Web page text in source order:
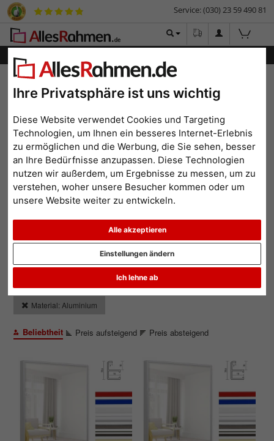
Ihre Privatsphäre ist uns wichtig
Diese Website verwendet Cookies und Targeting
Technologien, um Ihnen ein besseres Internet-Erlebnis
zu ermöglichen und die Werbung, die Sie sehen, besser
an Ihre Bedürfnisse anzupassen. Diese Technologien
nutzen wir außerdem, um Ergebnisse zu messen, um zu
verstehen, woher unsere Besucher kommen oder um
unsere Website weiter zu entwickeln.
Alle akzeptieren
Ich lehne ab
Einstellungen ändern
Service: (030) 23 59 490 81
Bilderrahmen-Shop Marken Mira Filterergebnis
Spiegelrahmen aus
Aluminium von mira
Spiegelrahmen mit Leisten aus Aluminium vereinen schlichte und
nüchterne Eleganz mit dem praktischen Nutzen eines Spiegels. Viele
verschiedene Farben stehen für die mira Spiegelrahmen zur
Auswahl. Auf diese Weise können Sie den Spiegel perfekt an die
Farbgebung in Ihren Wohnräumen anpassen. Auch für große
Aluminium liefern.
Rahmentyp: Wandspiegel
Material: Aluminium
Beliebtheit Preis aufsteigend Preis absteigend